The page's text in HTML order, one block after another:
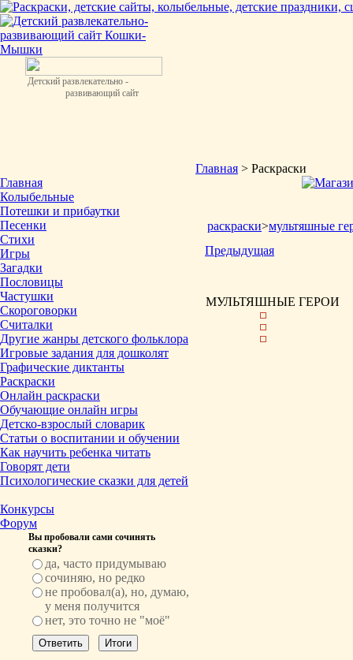
Детский развлекательно -
развивающий сайт
Главная
Колыбельные
Потешки и прибаутки
Песенки
Стихи
Игры
Загадки
Пословицы
Частушки
Скороговорки
Считалки
Другие жанры детского фольклора
Игровые задания для дошколят
Графические диктанты
Раскраски
Онлайн раскраски
Обучающие онлайн игры
Детско-взрослый словарик
Статьи о воспитании и обучении
Как научить ребенка читать
Говорят дети
Психологические сказки для детей
Конкурсы
Форум
Вы пробовали сами сочинять
сказки?
да, часто придумываю
сочиняю, но редко
не пробовал(а), но, думаю,
у меня получится
нет, это точно не "моё"
Главная > Раскраски
раскраски>мультяшные
Предыдущая
МУЛЬТЯШНЫЕ ГЕРОИ